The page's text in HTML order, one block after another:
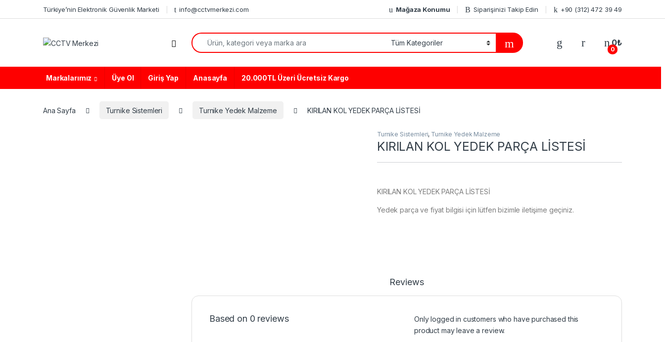
Türkiye’nin Elektronik Güvenlik Marketi info@cctvmerkezi.com Mağaza Konumu Siparişinizi Takip Edin +90 (312) 472 39 49
Search for:
0
0₺
Markalarımız Üye Ol Giriş Yap Anasayfa 20.000TL Üzeri Ücretsiz Kargo
Ana Sayfa Turnike Sistemleri Turnike Yedek Malzeme KIRILAN KOL YEDEK PARÇA LİSTESİ
Turnike Sistemleri, Turnike Yedek Malzeme
KIRILAN KOL YEDEK PARÇA LİSTESİ
KIRILAN KOL YEDEK PARÇA LİSTESİ
Yedek parça ve fiyat bilgisi için lütfen bizimle iletişime geçiniz.
Reviews
Based on 0 reviews
Only logged in customers who have purchased this
product may leave a review.